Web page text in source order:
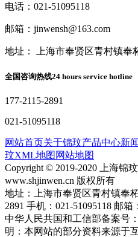
电话：021-51095118
邮箱：jinwensh@163.com
地址： 上海市奉贤区青村镇奉
全国咨询热线24 hours service hotline
177-2115-2891
021-51095118
网站首页关于锦玟产品中心新
玟XML地图 网站地图
Copyright © 2019-2020 上海锦
www.shjinwen.cn 版权所有
地址：上海市奉贤区青村镇奉
2891 手机：021-51095118 邮箱
中华人民共国和工信部备案号：
明：本网站的部分资料来源于